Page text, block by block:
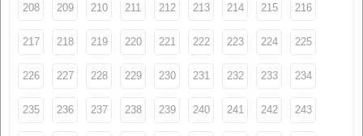
208 209 210 211 212 213 214 215 216
217 218 219 220 221 222 223 224 225
226 227 228 229 230 231 232 233 234
235 236 237 238 239 240 241 242 243